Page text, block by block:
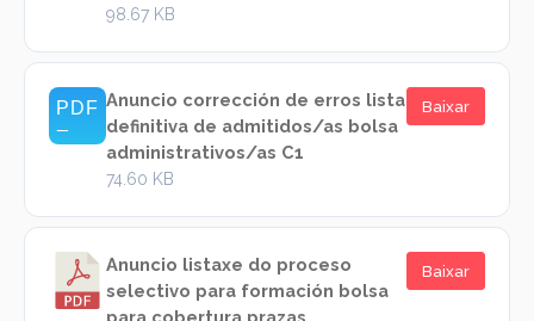
98.67 KB
Anuncio corrección de erros lista
definitiva de admitidos/as bolsa
administrativos/as C1
74.60 KB
Baixar
Anuncio listaxe do proceso
selectivo para formación bolsa
Baixar